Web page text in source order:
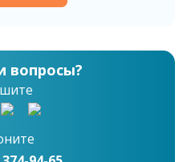
вопросы?